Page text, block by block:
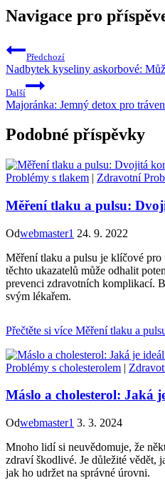
Navigace pro
Předchozí
Nadbytek kyseliny askorbové:
Další
Majoránka: Jemný detox pro
Podobné příspěvky
Problémy s tlakem | Zdravotní
Měření tlaku a pulsu:
Odwebmaster1 24. 9. 2022
Měření tlaku a pulsu je klíčové
těchto ukazatelů může odhalit
prevenci zdravotních komplikací.
svým lékařem.
Přečtěte si více Měření tlaku a
Problémy s cholesterolem |
Máslo a cholesterol: Jaká
Odwebmaster1 3. 3. 2024
Mnoho lidí si neuvědomuje, že
zdraví škodlivé. Je důležité vědět,
jak ho udržet na správné úrovni.